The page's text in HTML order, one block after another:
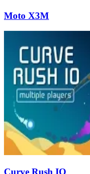
Moto X3M
Curve Rush IO